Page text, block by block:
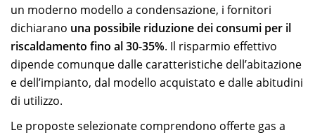
un moderno modello a condensazione, i fornitori
dichiarano una possibile riduzione dei consumi per il
riscaldamento fino al 30-35%. Il risparmio effettivo
dipende comunque dalle caratteristiche dell’abitazione
e dell’impianto, dal modello acquistato e dalle abitudini
di utilizzo.
Le proposte selezionate comprendono offerte gas a